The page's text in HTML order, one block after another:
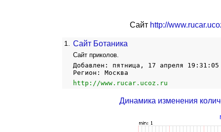
Сайт http://
1. Сайт Ботаника
Сайт приколов.
Добавлен: пятница, 17 апреля 19:31:05
Регион: Москва
http://www.rucar.ucoz.ru
Динамика изменения